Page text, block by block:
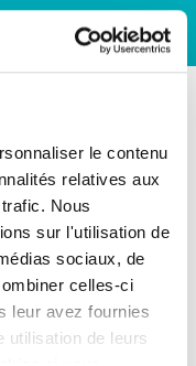
le contenu
relatives aux
Nous
sur l'utilisation de
sociaux, de
celles-ci
leur avez fournies
utilisation de leurs